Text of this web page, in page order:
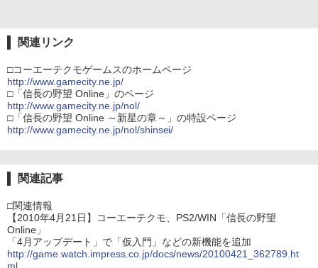
関連リンク
□コーエーテクモゲームスのホームページ
http://www.gamecity.ne.jp/
□「信長の野望 Online」のページ
http://www.gamecity.ne.jp/nol/
□「信長の野望 Online ～新星の章～」の特設ページ
http://www.gamecity.ne.jp/nol/shinsei/
関連記事
□関連情報
【2010年4月21日】コーエーテクモ、PS2/WIN「信長の野望
Online」
「4月アップデート」で「仮入門」などの新機能を追加
http://game.watch.impress.co.jp/docs/news/20100421_362789.ht